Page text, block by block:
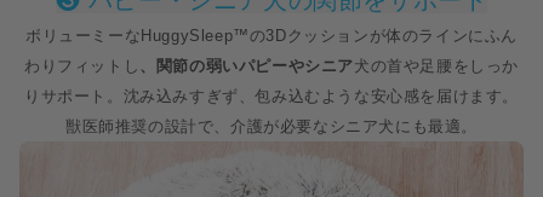
ボリューミーなHuggySleep™の3Dクッションが体のラインにふん
わりフィットし 、関節の弱いパピーやシニア犬の首や足腰をしっか
りサポート。沈み込みすぎず、包み込むような安心感を届けます。
獣医師推奨の設計で、介護が必要なシニア犬にも最適。